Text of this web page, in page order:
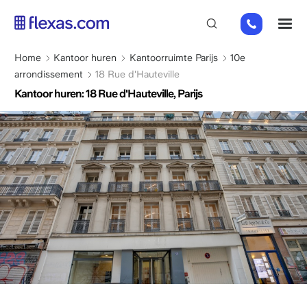
inhoud
gaan
01
82
88
Kruimelpad
Home Kantoor huren Kantoorruimte Parijs
10e
arrondissement
18 Rue d'Hauteville
Kantoor huren: 18 Rue d'Hauteville, Parijs